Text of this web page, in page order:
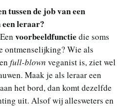
tussen de job van een
leraar?
voorbeeldfunctie die soms
ontmenselijking? Wie als
full-blown veganist is, ziet wel
Maak je als leraar een
het bord, dan komt dezelfde
uit. Alsof wij allesweters en